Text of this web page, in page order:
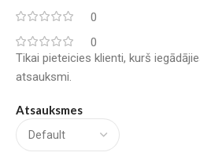
0
0
Atsauksmes
Tikai pieteicies klienti, kurš
atsauksmi.